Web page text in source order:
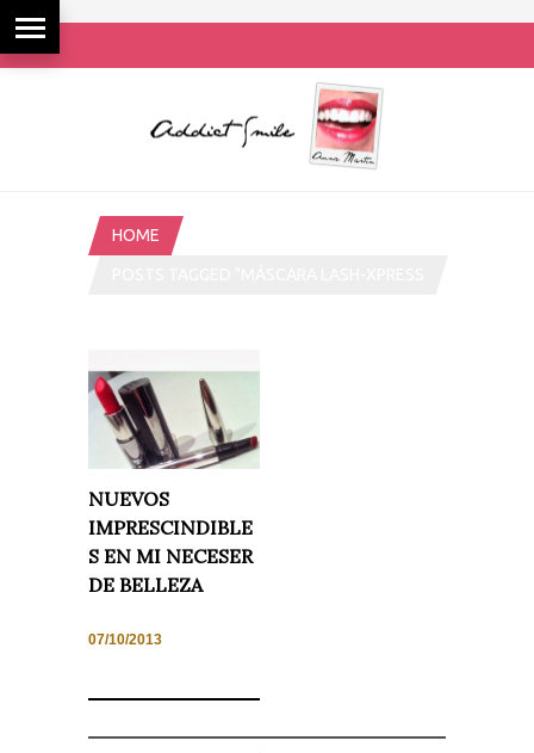
HOME
NUEVOS
IMPRESCINDIBLE
S EN MI NECESER
DE BELLEZA
07/10/2013
Estadísticas
cookies no